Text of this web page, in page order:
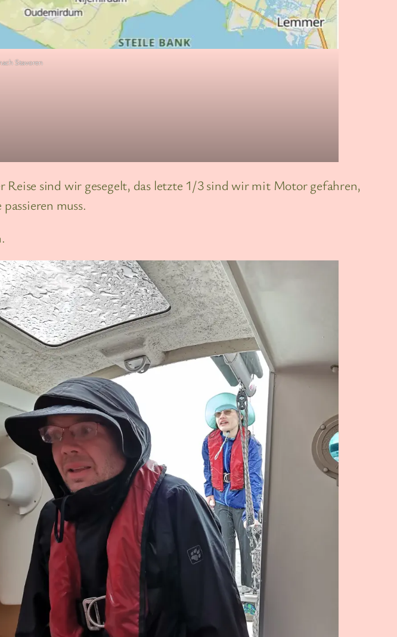
Stavoren
sind wir gesegelt, das letzte 1/3 sind wir mit Motor gefahren,
muss.